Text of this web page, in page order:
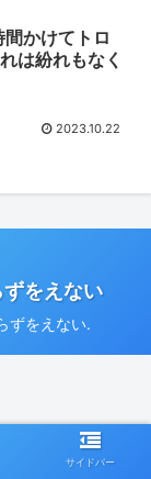
かけてトロ
は紛れもなく
2023.10.22
をえない
ずをえない.
サイドバー